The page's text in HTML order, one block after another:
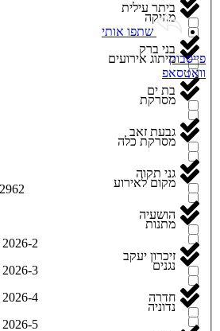
מוזיקה
מיתוג אירועים
מסרקת
מסרקת כלה
מקום לאירוע
מתנות
נגנים
נדוניה
ביתר עילית
בני ברק
בת ים
גבעת זאב
גני תקוה
הושעיה
זיכרון יעקב
חדרה
שתפו אותי
פייסבוק
וואטסאפ